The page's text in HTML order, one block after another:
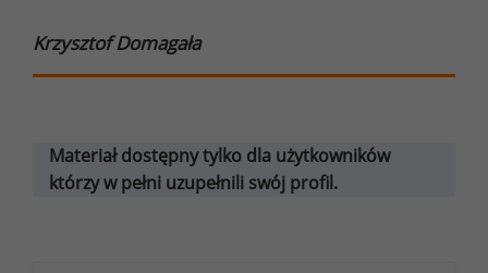
Krzysztof Domagała
Materiał dostępny tylko dla użytkowników
którzy w pełni uzupełnili swój profil.